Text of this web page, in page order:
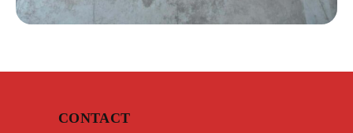
CONTACT